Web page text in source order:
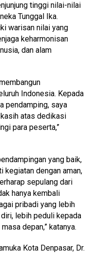
tinggi nilai-nilai
Tunggal Ika.
warisan nilai yang
keharmonisan
dan alam
Indonesia. Kepada
pendamping, saya
atas dedikasi
para peserta,”
yang baik,
kegiatan dengan aman,
sepulang dari
hanya kembali
pribadi yang lebih
lebih peduli kepada
depan,” katanya.
Kota Denpasar, Dr.